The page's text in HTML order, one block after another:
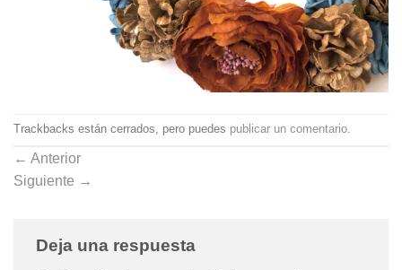
Trackbacks están cerrados, pero puedes publicar un comentario.
← Anterior
Siguiente →
Deja una respuesta